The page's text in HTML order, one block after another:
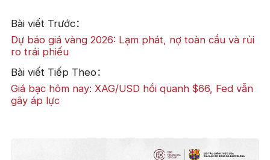
Bài viết Trước：
Dự báo giá vàng 2026: Lạm phát, nợ toàn cầu và rủi
ro trái phiếu
Bài viết Tiếp Theo：
Giá bạc hôm nay: XAG/USD hồi quanh $66, Fed vẫn
gây áp lực